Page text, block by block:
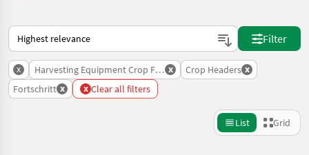
This is how sorting works on Landwirt.com
Filter
x Harvesting Equipment Crop Fields
x Crop Headers x
Fortschritt x x Clear all filters
List Grid